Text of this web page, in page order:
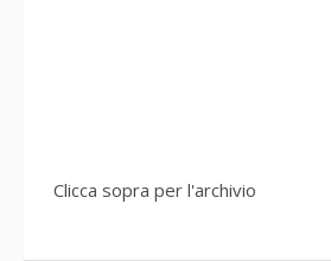
Clicca sopra per l'archivio